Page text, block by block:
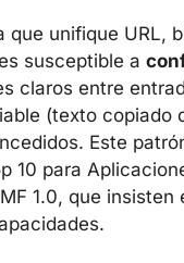
unifique URL,
susceptible a
claros entre
(texto copiado
Este
10 para
1.0, que insisten